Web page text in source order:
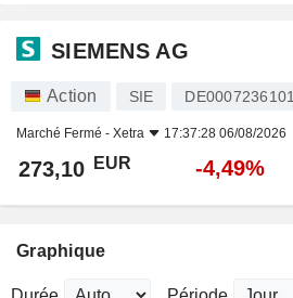
SIEMENS AG
Action SIE DE0007236101
Marché Fermé - Xetra 17:37:28 06/08/2026
273,10 EUR -4,49%
Graphique